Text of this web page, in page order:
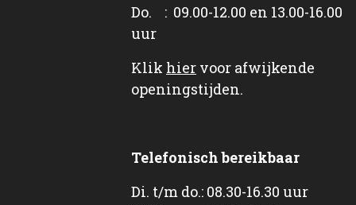
Do. : 09.00-12.00 en 13.00-16.00
uur
Klik hier voor afwijkende
openingstijden.
Telefonisch bereikbaar
Di. t/m do.: 08.30-16.30 uur